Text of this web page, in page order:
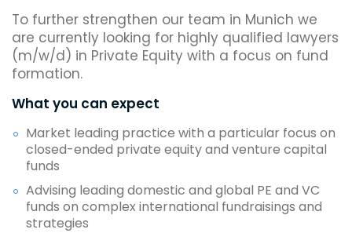
To further strengthen our team in Munich we
are currently looking for highly qualified lawyers
(m/w/d) in Private Equity with a focus on fund
formation.
What you can expect
Market leading practice with a particular focus on
closed-ended private equity and venture capital
funds
Advising leading domestic and global PE and VC
funds on complex international fundraisings and
strategies